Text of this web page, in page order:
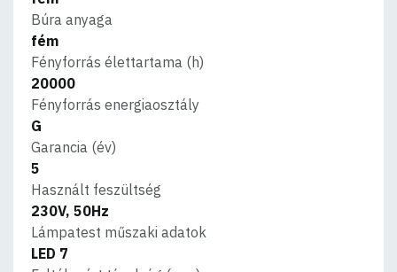
Búra anyaga
fém
Fényforrás élettartama (h)
20000
Fényforrás energiaosztály
G
Garancia (év)
5
Használt feszültség
230V, 50Hz
Lámpatest műszaki adatok
LED 7